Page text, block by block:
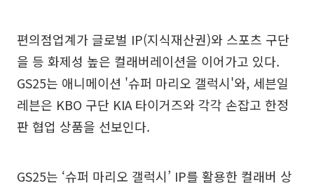
편의점업계가 글로벌 IP(지식재산권)와 스포츠 구단
을 등 화제성 높은 컬래버레이션을 이어가고 있다.
GS25는 애니메이션 '슈퍼 마리오 갤럭시'와, 세븐일
레븐은 KBO 구단 KIA 타이거즈와 각각 손잡고 한정
판 협업 상품을 선보인다.
GS25는 ‘슈퍼 마리오 갤럭시’ IP를 활용한 컬래버 상